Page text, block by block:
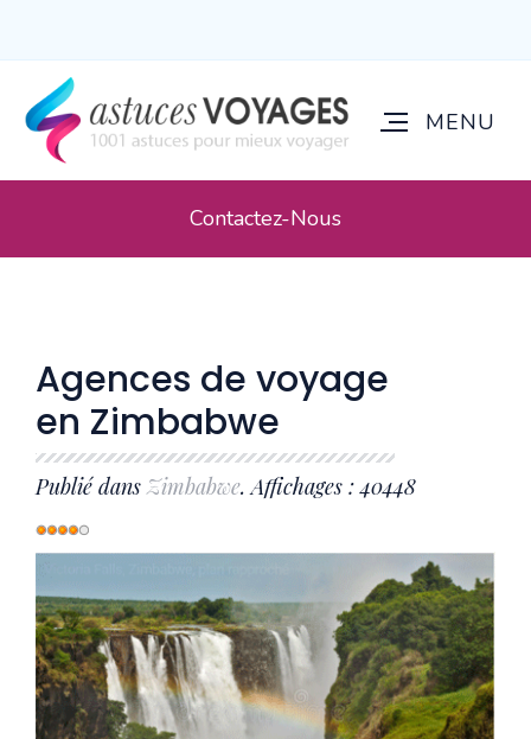
Contactez-Nous
Agences de voyage
en Zimbabwe
Publié dansZimbabwe. Affichages : 40448
Vote
utilisateur:4/5